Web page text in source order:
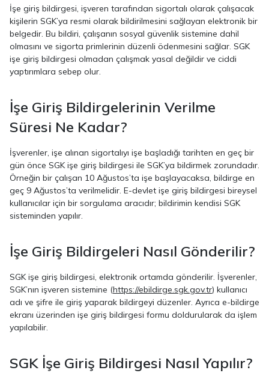
İşe giriş bildirgesi, işveren tarafından sigortalı olarak çalışacak
kişilerin SGK’ya resmi olarak bildirilmesini sağlayan elektronik bir
belgedir. Bu bildiri, çalışanın sosyal güvenlik sistemine dahil
olmasını ve sigorta primlerinin düzenli ödenmesini sağlar. SGK
işe giriş bildirgesi olmadan çalışmak yasal değildir ve ciddi
yaptırımlara sebep olur.
İşe Giriş Bildirgelerinin Verilme
Süresi Ne Kadar?
İşverenler, işe alınan sigortalıyı işe başladığı tarihten en geç bir
gün önce SGK işe giriş bildirgesi ile SGK’ya bildirmek zorundadır.
Örneğin bir çalışan 10 Ağustos’ta işe başlayacaksa, bildirge en
geç 9 Ağustos’ta verilmelidir. E-devlet işe giriş bildirgesi bireysel
kullanıcılar için bir sorgulama aracıdır; bildirimin kendisi SGK
sisteminden yapılır.
İşe Giriş Bildirgeleri Nasıl Gönderilir?
SGK işe giriş bildirgesi, elektronik ortamda gönderilir. İşverenler,
SGK’nın işveren sistemine (https://ebildirge.sgk.gov.tr) kullanıcı
adı ve şifre ile giriş yaparak bildirgeyi düzenler. Ayrıca e-bildirge
ekranı üzerinden işe giriş bildirgesi formu doldurularak da işlem
yapılabilir.
SGK İşe Giriş Bildirgesi Nasıl Yapılır?